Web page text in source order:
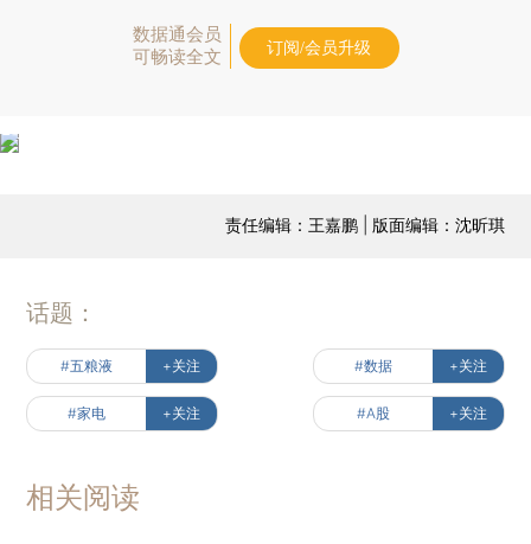
数据通会员
可畅读全文
订阅/会员升级
责任编辑：王嘉鹏 | 版面编辑：沈昕琪
话题：
#五粮液 +关注 #数据 +关注
#家电 +关注 #A股 +关注
相关阅读